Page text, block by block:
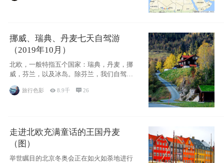
挪威、瑞典、丹麦七天自驾游
（2019年10月）
北欧，一般特指五个国家：瑞典，丹麦，挪
威，芬兰，以及冰岛。除芬兰，我们自驾游
旅行色影 8.9千 26
走进北欧充满童话的王国丹麦
（图）
举世瞩目的北京冬奥会正在如火如荼地进行